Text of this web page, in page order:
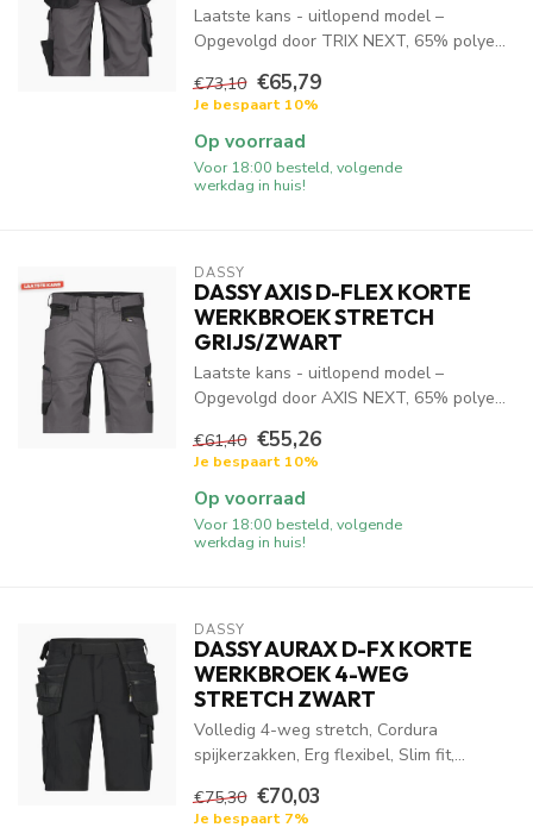
Laatste kans - uitlopend model –
Opgevolgd door TRIX NEXT, 65% polye...
€73,10 €65,79
Je bespaart 10%
Op voorraad
Voor 18:00 besteld, volgende
werkdag in huis!
DASSY
DASSY AXIS D-FLEX KORTE
WERKBROEK STRETCH
GRIJS/ZWART
Laatste kans - uitlopend model –
Opgevolgd door AXIS NEXT, 65% polye...
€61,40 €55,26
Je bespaart 10%
Op voorraad
Voor 18:00 besteld, volgende
werkdag in huis!
DASSY
DASSY AURAX D-FX KORTE
WERKBROEK 4-WEG
STRETCH ZWART
Volledig 4-weg stretch, Cordura
spijkerzakken, Erg flexibel, Slim fit,...
€75,30 €70,03
Je bespaart 7%